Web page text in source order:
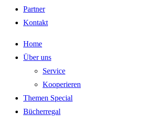
Partner
Kontakt
Home
Über uns
Service
Kooperieren
Themen Special
Bücherregal